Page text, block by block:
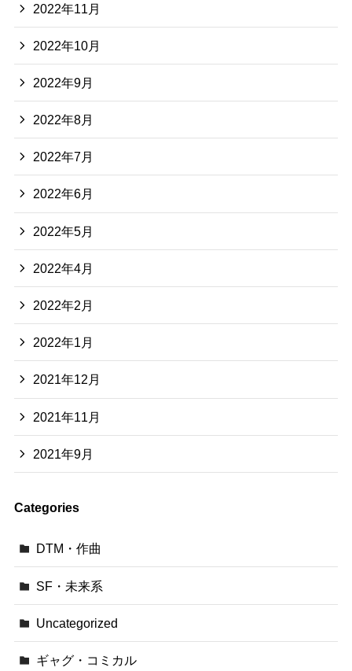
2022年11月
2022年10月
2022年9月
2022年8月
2022年7月
2022年6月
2022年5月
2022年4月
2022年2月
2022年1月
2021年12月
2021年11月
2021年9月
Categories
DTM・作曲
SF・未来系
Uncategorized
ギャグ・コミカル